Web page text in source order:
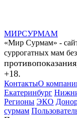
МИРСУРМАМ
«Мир Сурмам» -
суррогатных мам
+18.
КонтактыО
Екатеринбург
Регионы ЭКО
сурмам